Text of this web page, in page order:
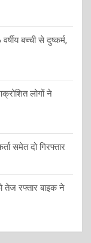
बच्ची से दुष्कर्म,
लोगों ने
समेत दो गिरफ्तार
तेज रफ्तार बाइक ने